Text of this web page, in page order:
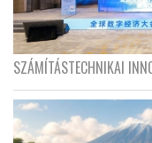
SZÁMÍTÁSTECHNIKAI